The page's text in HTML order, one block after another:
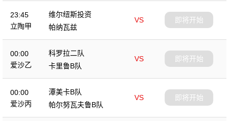
23:45
立陶甲
维尔纽斯投资
VS
帕纳瓦兹
即将开始
00:00
爱沙乙
科罗拉二队
VS
卡里鲁B队
即将开始
00:00
爱沙丙
潭美卡B队
VS
帕尔努瓦夫鲁B队
即将开始